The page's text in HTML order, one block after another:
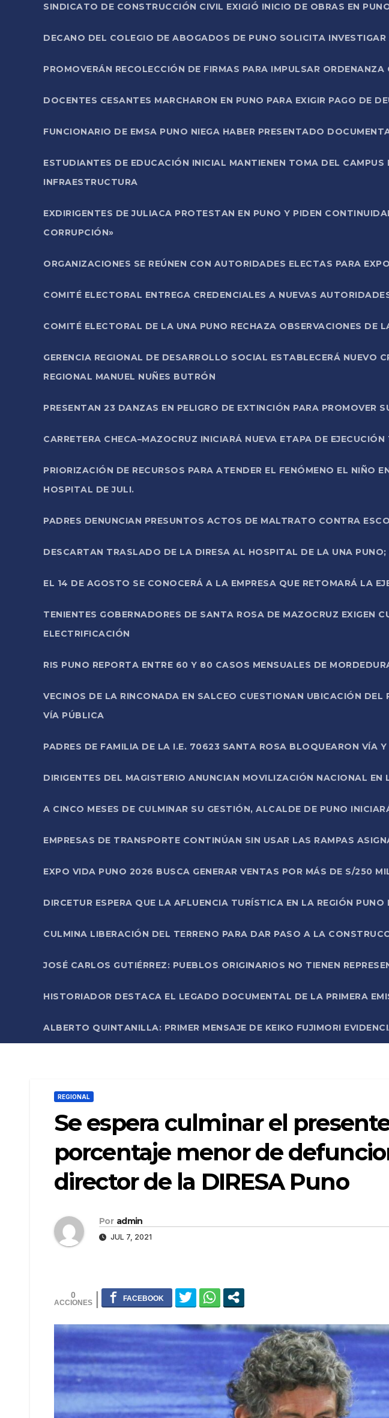
SINDICATO DE CONSTRUCCIÓN CIVIL EXIGIÓ INICIO DE OBRAS EN
DECANO DEL COLEGIO DE ABOGADOS DE PUNO SOLICITA
PROMOVERÁN RECOLECCIÓN DE FIRMAS PARA IMPULSAR
DOCENTES CESANTES MARCHARON EN PUNO PARA EXIGIR PAGO DE
FUNCIONARIO DE EMSA PUNO NIEGA HABER PRESENTADO
ESTUDIANTES DE EDUCACIÓN INICIAL MANTIENEN TOMA DEL
INFRAESTRUCTURA
EXDIRIGENTES DE JULIACA PROTESTAN EN PUNO Y PIDEN
CORRUPCIÓN»
ORGANIZACIONES SE REÚNEN CON AUTORIDADES ELECTAS PARA
COMITÉ ELECTORAL ENTREGA CREDENCIALES A NUEVAS
COMITÉ ELECTORAL DE LA UNA PUNO RECHAZA OBSERVACIONES DE
GERENCIA REGIONAL DE DESARROLLO SOCIAL ESTABLECERÁ NUEVO
REGIONAL MANUEL NUÑES BUTRÓN
PRESENTAN 23 DANZAS EN PELIGRO DE EXTINCIÓN PARA PROMOVER
CARRETERA CHECA–MAZOCRUZ INICIARÁ NUEVA ETAPA DE
PRIORIZACIÓN DE RECURSOS PARA ATENDER EL FENÓMENO EL NIÑO
HOSPITAL DE JULI.
PADRES DENUNCIAN PRESUNTOS ACTOS DE MALTRATO CONTRA
DESCARTAN TRASLADO DE LA DIRESA AL HOSPITAL DE LA UNA
EL 14 DE AGOSTO SE CONOCERÁ A LA EMPRESA QUE RETOMARÁ LA
TENIENTES GOBERNADORES DE SANTA ROSA DE MAZOCRUZ EXIGEN
ELECTRIFICACIÓN
RIS PUNO REPORTA ENTRE 60 Y 80 CASOS MENSUALES DE
VECINOS DE LA RINCONADA EN SALCEO CUESTIONAN UBICACIÓN
VÍA PÚBLICA
PADRES DE FAMILIA DE LA I.E. 70623 SANTA ROSA BLOQUEARON VÍA
DIRIGENTES DEL MAGISTERIO ANUNCIAN MOVILIZACIÓN NACIONAL
A CINCO MESES DE CULMINAR SU GESTIÓN, ALCALDE DE PUNO
EMPRESAS DE TRANSPORTE CONTINÚAN SIN USAR LAS RAMPAS
EXPO VIDA PUNO 2026 BUSCA GENERAR VENTAS POR MÁS DE S/250
DIRCETUR ESPERA QUE LA AFLUENCIA TURÍSTICA EN LA REGIÓN
CULMINA LIBERACIÓN DEL TERRENO PARA DAR PASO A LA
JOSÉ CARLOS GUTIÉRREZ: PUEBLOS ORIGINARIOS NO TIENEN
HISTORIADOR DESTACA EL LEGADO DOCUMENTAL DE LA PRIMERA
ALBERTO QUINTANILLA: PRIMER MENSAJE DE KEIKO FUJIMORI
REGIONAL
Se espera culminar el
porcentaje menor de
director de la DIRESA Puno
Por admin
JUL 7, 2021
0